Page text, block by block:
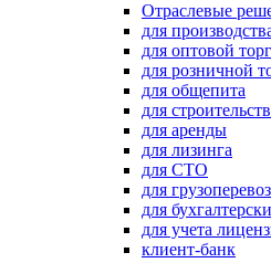
Отраслевые
для
для оптовой
для розничной
для общепита
для
для аренды
для лизинга
для СТО
для
для
для учета
клиент-банк